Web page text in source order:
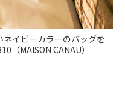
イビーカラーのバッグを
MAISON CANAU）